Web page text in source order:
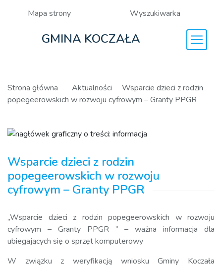
Mapa strony Wyszukiwarka
GMINA KOCZAŁA
Strona główna Aktualności
Wsparcie dzieci z rodzin
popegeerowskich w rozwoju cyfrowym – Granty PPGR
Wsparcie dzieci z rodzin
popegeerowskich w rozwoju
cyfrowym – Granty PPGR
„Wsparcie dzieci z rodzin popegeerowskich w rozwoju
cyfrowym – Granty PPGR ” – ważna informacja dla
ubiegających się o sprzęt komputerowy
W związku z weryfikacją wniosku Gminy Koczała